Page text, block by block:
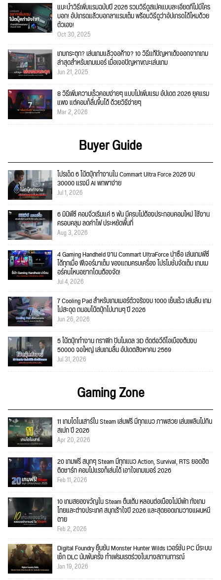
แนะนำวิธีเพิ่มแรมฉบับปี 2026 รวมวิธีดูสเปคแบบละเอียดที่ไม่มีใคร
บอก! อัปเกรดแล้วบอกลาแรมเต็ม พร้อมวิธีดูว่าอัปเกรดได้ไหมด้วย
ตัวเอง!
Oct 30, 2025
เกมกระตุก? เล่นเกมแล้วจอค้าง? 10 วิธีแก้ปัญหาเด้งออกจากเกม
ล่าสุดสำหรับเกมเมอร์ เมื่อเจอปัญหาขณะเล่นเกม
Jun 21, 2025
8 วิธีเพิ่มความเร็วคอมง่ายๆ แบบไม่เพิ่มแรม อัปเดต 2026 ยุคแรม
แพง แต่คอมก็ลื่นขึ้นได้ ด้วยวิธีง่ายๆ
Mar 2, 2026
Buyer Guide
โปรเด็ด 6 โน้ตบุ๊กทำงานใน Commart Ultra Force 2026 งบ
30000 แรงมี AI พกพาง่าย
Jul 1, 2026
6 มินิพีซี คอมจิ๋วเริ่มแค่ 5 พัน มีครบไม่ต้องประกอบคอมใหม่ ใช้งาน
ครอบคลุม ลดค่าไฟ ประหยัดพื้นที่
Aug 3, 2026
4 Gaming Handheld งาน Commart UltraForce น่าซื้อ เล่นเกมพีซี
ได้ทุกเมื่อ ฟีเจอร์มาเต็ม ของแถมครบเครื่อง โปรโมชั่นจัดเต็ม เกมเม
อร์คนไหนอยากโดนต้องจัด!
Jul 4, 2026
7 Cooling Pad สำหรับเกมเมอร์ตัวจริงงบ 1000 เย็นเร็ว เล่นลื่น เกม
ไม่สะดุด ถนอมโน้ตบุ๊กไปนานๆ ปี 2026
Jun 26, 2026
5 โน้ตบุ๊กทำงาน กราฟิก ปั้นโมเดล 3D ตัดต่อวีดีโอเบื้องต้นงบ
50000 จอใหญ่ เล่นเกมลื่น อัปเดตสิงหาคม 2569
Jul 31, 2026
Gaming Zone
11 เกมไดโนเสาร์ใน Steam เล่นฟรี มีทุกแนว ภาพสวย เล่นเพลินไม่กิน
สเปก ปี 2026
Apr 20, 2026
20 เกมฟรี สนุกๆ Steam มีทุกแนว Action, Survival, RTS ยอดฮิต
ติดชาร์ท คอมไม่แรงก็เล่นได้ เอาใจเกมเมอร์ 2026
Feb 11, 2026
10 เกมสยองขวัญใน Steam ตื่นเต้น หลอนต่อเนื่องไม่มีพัก ทั้งเกม
ไทยและต่างประเทศ สนุกเร้าใจปี 2026 และสุดยอดเกมวางแผนหนี
ตาย
Feb 2, 2026
Digital Foundry ยืนยัน Monster Hunter Wilds เวอร์ชัน PC มีระบบ
เช็ก DLC นับพันครั้ง ทำเฟรมเรตร่วงในบางสถานการณ์
Jan 19, 2026